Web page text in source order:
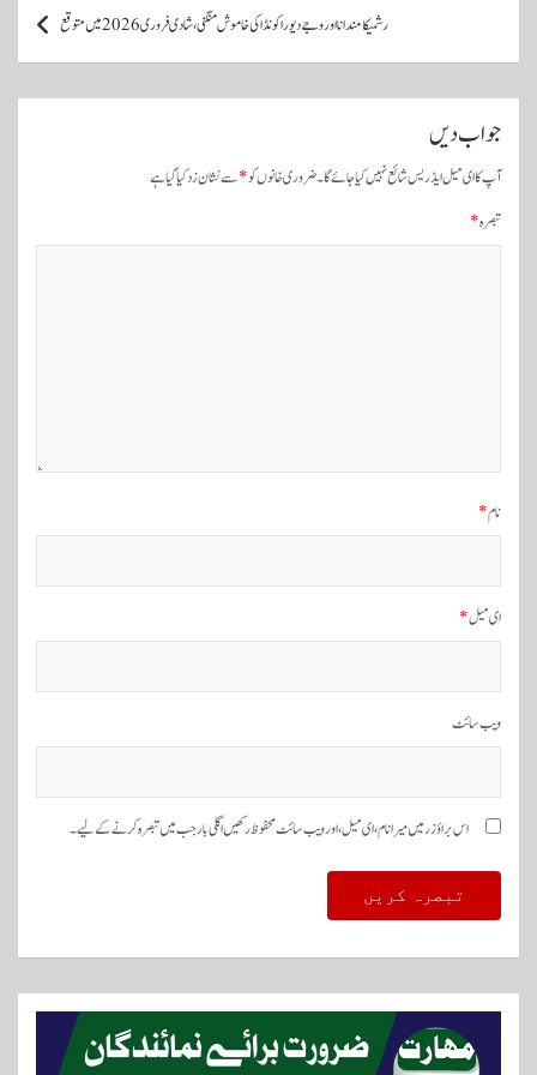
و
ن
رشمیکا مندانا اور وجے دیوراکونڈا کی خاموش منگنی، شادی فروری 2026 میں متوقع
جواب دیں
آپ کا ای میل ایڈریس شائع نہیں کیا جائے گا۔ضروری خانوں کو*سے نشان زد کیا گیا ہے
تبصرہ*
نام*
ای میل*
ویب‌ سائٹ
اس براؤزر میں میرا نام، ای میل، اور ویب سائٹ محفوظ رکھیں اگلی بار جب میں تبصرہ کرنے کےلیے۔